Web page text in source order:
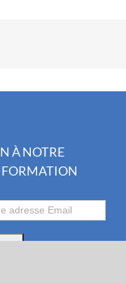
À NOTRE